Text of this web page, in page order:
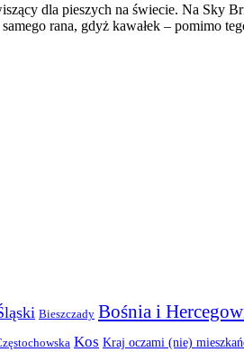
dla pieszych na świecie. Na Sky
rana, gdyż kawałek – pomimo
Bieszczady Bośnia i
Kos Kraj oczami (nie)